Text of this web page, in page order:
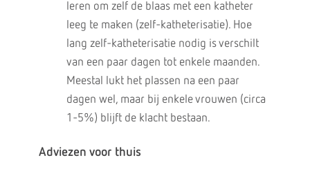
leren om zelf de blaas met een katheter
leeg te maken (zelf-katheterisatie). Hoe
lang zelf-katheterisatie nodig is verschilt
van een paar dagen tot enkele maanden.
Meestal lukt het plassen na een paar
dagen wel, maar bij enkele vrouwen (circa
1-5%) blijft de klacht bestaan.
Adviezen voor thuis